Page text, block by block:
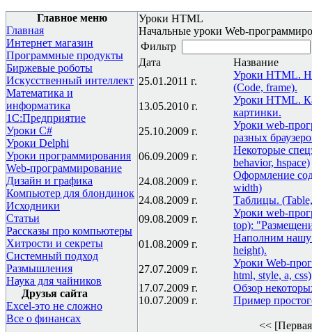
Главное меню
Главная
Интернет магазин
Программные продукты
Биржевые роботы
Искусственный интеллект
Математика и
информатика
1С:Предприятие
Уроки C#
Уроки Delphi
Уроки программирования
Web-программирование
Дизайн и графика
Компьютер для блондинок
Исходники
Статьи
Рассказы про компьютеры
Хитрости и секреты
Системный подход
Размышления
Наука для чайников
Друзья сайта
Excel-это не сложно
Все о финансах
Уроки HTML
Начальные уроки Web-
Фильтр
Дата
Название
25.01.2011 г.
Уроки HTML.
(Code, frame).
13.05.2010 г.
Уроки HTML.
картинки.
25.10.2009 г.
Уроки web-
разных
06.09.2009 г.
Некоторые
behavior, hspace)
24.08.2009 г.
Оформление
width)
24.08.2009 г.
Таблицы.
09.08.2009 г.
Уроки web-
top):
01.08.2009 г.
Наполним нашу
height).
27.07.2009 г.
Уроки Web-
html, style, a, css)
17.07.2009 г.
Обзор
10.07.2009 г.
Пример
<<